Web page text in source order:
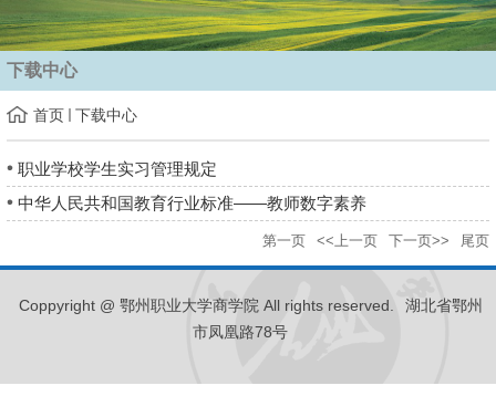
下载中心
首页 下载中心
职业学校学生实习管理规定
中华人民共和国教育行业标准——教师数字素养
第一页 <<上一页 下一页>> 尾页
Coppyright @ 鄂州职业大学商学院 All rights reserved.
湖北省鄂州
市凤凰路78号